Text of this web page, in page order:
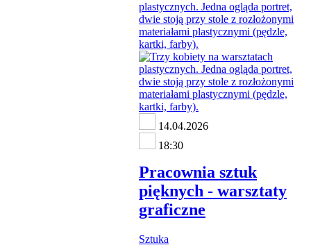
14.04.2026
18:30
Pracownia sztuk
pięknych - warsztaty
graficzne
Sztuka